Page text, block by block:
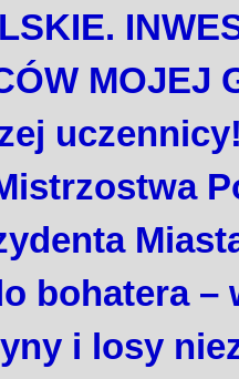
MOJEJ
bohatera –
i losy